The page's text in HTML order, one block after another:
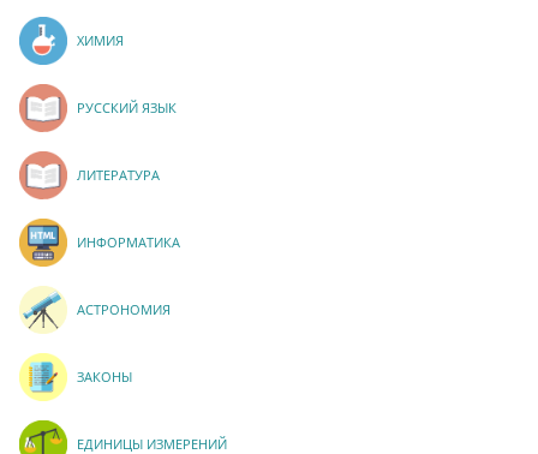
ХИМИЯ
РУССКИЙ ЯЗЫК
ЛИТЕРАТУРА
ИНФОРМАТИКА
АСТРОНОМИЯ
ЗАКОНЫ
ЕДИНИЦЫ ИЗМЕРЕНИЙ